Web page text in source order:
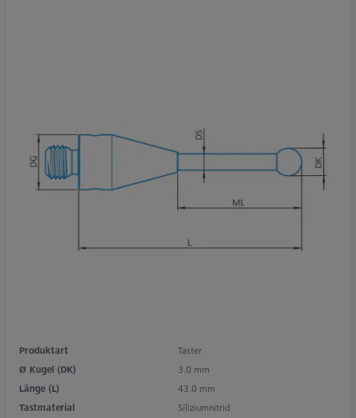
Produktart
Taster
Ø Kugel (DK)
3.0 mm
Länge (L)
43.0 mm
Tastmaterial
Siliziumnitrid